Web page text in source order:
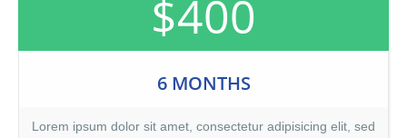
$400
6 MONTHS
Lorem ipsum dolor sit amet, consectetur adipisicing elit, sed